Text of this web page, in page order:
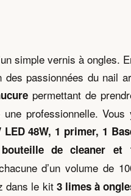
simple vernis à ongles.
passionnées du nail
permettant de
professionnelle. Vous
LED 48W, 1 primer, 1
de cleaner et
d’un volume de
dans le kit 3 limes à